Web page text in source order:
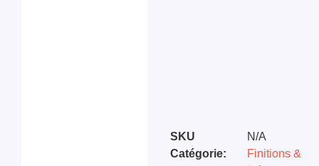
SKU
N/A
Catégorie:
Finitions &